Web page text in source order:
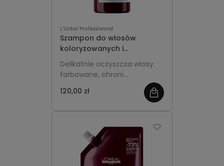
L'Oréal Professionnel
Szampon do włosów
koloryzowanych i
rozjaśnianych 500ml z
pompką - L'Oréal
Professionnel Vitamino
Color Spectrum
Delikatnie oczyszcza włosy
farbowane, chroni
pozostawia je miękkie oraz
120,00 zł